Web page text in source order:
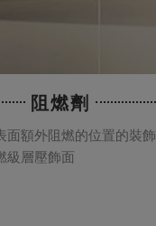
阻燃劑
面額外阻燃的位置的裝飾
級層壓飾面